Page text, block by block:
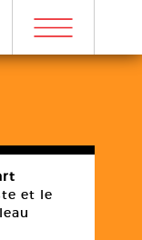
m
et le